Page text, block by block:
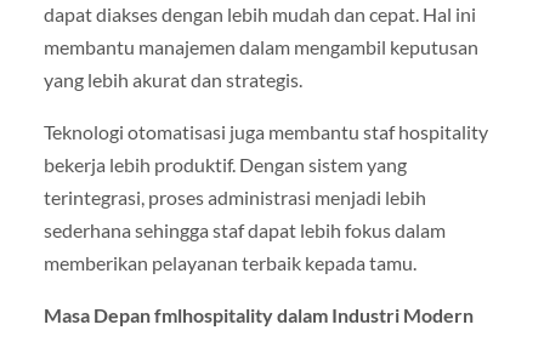
dapat diakses dengan lebih mudah dan cepat. Hal ini
membantu manajemen dalam mengambil keputusan
yang lebih akurat dan strategis.
Teknologi otomatisasi juga membantu staf hospitality
bekerja lebih produktif. Dengan sistem yang
terintegrasi, proses administrasi menjadi lebih
sederhana sehingga staf dapat lebih fokus dalam
memberikan pelayanan terbaik kepada tamu.
Masa Depan fmlhospitality dalam Industri Modern